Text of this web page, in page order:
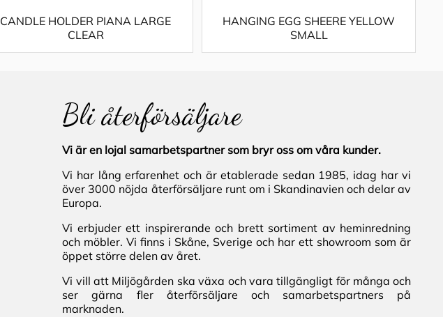
CANDLE HOLDER PIANA LARGE
CLEAR
HANGING EGG SHEERE YELLOW
SMALL
Bli återförsäljare
Vi är en lojal samarbetspartner som bryr oss om våra kunder.
Vi har lång erfarenhet och är etablerade sedan 1985, idag har vi
över 3000 nöjda återförsäljare runt om i Skandinavien och delar av
Europa.
Vi erbjuder ett inspirerande och brett sortiment av heminredning
och möbler. Vi finns i Skåne, Sverige och har ett showroom som är
öppet större delen av året.
Vi vill att Miljögården ska växa och vara tillgängligt för många och
ser gärna fler återförsäljare och samarbetspartners på
marknaden.